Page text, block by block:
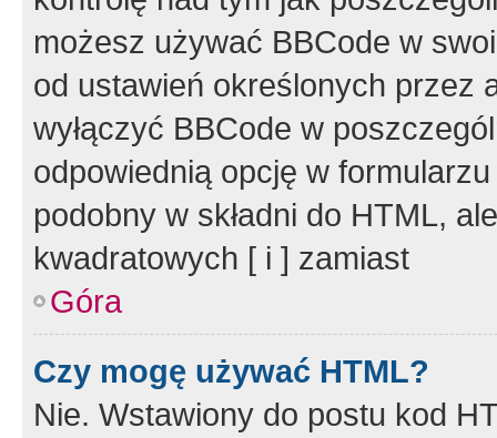
możesz używać BBCode w
od ustawień określonych przez
wyłączyć BBCode w
odpowiednią opcję w
podobny w składni do HTML,
kwadratowych [ i ] zamiast
Góra
Czy mogę używać HTML?
Nie. Wstawiony do postu kod